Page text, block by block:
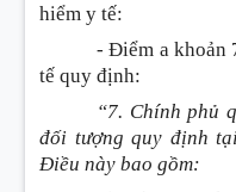
hiểm y tế:
- Điểm a khoản
tế quy định:
“7. Chính phủ
đối tượng quy định
Điều này bao gồm: